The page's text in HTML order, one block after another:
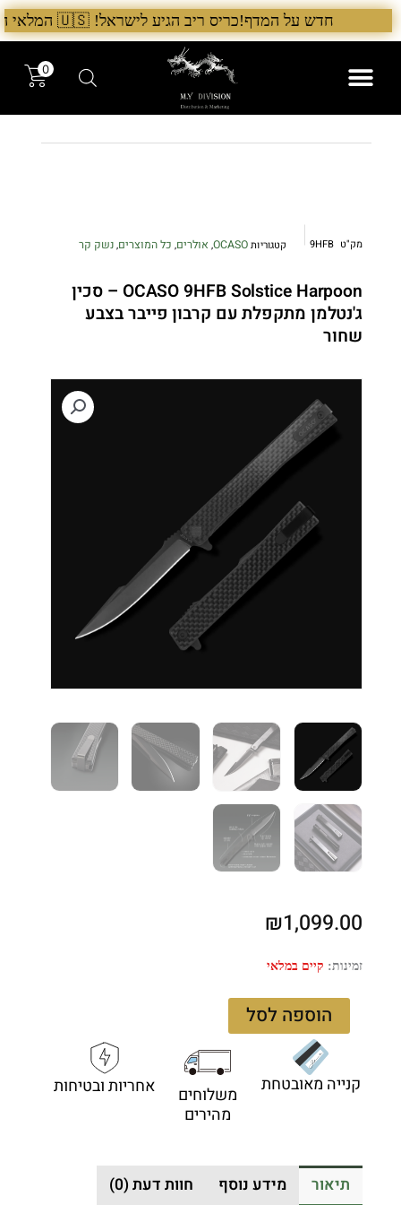
דילוג
לתוכן
חדש על המדף!כריס ריב הגיע לישראל! 🇺🇸 המלאי הראשון בארץ – עכשיו אצל היבואן הבלעדי לרגל ההשקה, 5% הנחה על כל מוצרי Chris Reeve לזמן מוגבל. בנוסף, הגיע גם מלאי חדש של Benchmade ו־Microtech. לרכישה עכשיו›. >
0
מק"ט 9HFB קטגוריותOCASO
, אולרים, כל המוצרים,נשק קר
OCASO 9HFB Solstice Harpoon – סכין
ג'נטלמן מתקפלת עם קרבון פייבר בצבע
שחור
₪1,099.00
זמינות: קיים במלאי
כמות
OCASO
Solstice
Harpoon
-
קרבון
פייבר
הוספה לסל
קנייה מאובטחת
משלוחים
מהירים
אחריות ובטיחות
תיאור מידע נוסף חוות דעת (0)